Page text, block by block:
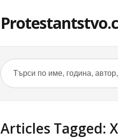
Articles Tagged: